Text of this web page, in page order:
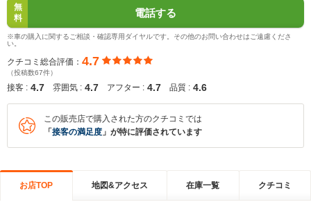
無
料
電話する
※車の購入に関するご相談・確認専用ダイヤルです。その他のお問い合わせはご遠慮くださ
い。
クチコミ総合評価： 4.7
（投稿数67件）
接客 : 4.7 雰囲気 : 4.7 アフター : 4.7 品質 : 4.6
この販売店で購入された方のクチコミでは
「 接客の満足度 」が特に評価されています
お店TOP 地図&アクセス 在庫一覧 クチコミ